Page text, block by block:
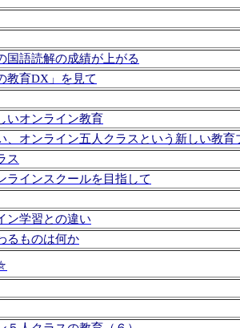
語読解の成績が上がる
教育DX」を見て
いオンライン教育
オンライン五人クラスという新しい教育
ス
インスクールを目指して
ン学習との違い
るものは何か